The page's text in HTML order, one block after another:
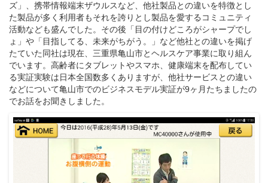
ズ」、携帯情報端末ザウルスなど、他社製品との違いを特徴とし
た製品が多く利用者もそれを誇りとし製品を愛するコミュニティ
活動なども盛んでした。その後「目の付けどころがシャープでし
ょ」や「目指してる、未来がちがう。」など他社との違いを掲げ
たていた同社は現在、三重県亀山市とヘルスケア事業に取り組ん
でいます。高齢者にタブレットやスマホ、健康端末を配布してい
る実証実験は日本全国数多くありますが、他社サービスとの違い
などについて亀山市でのビジネスモデル実証が9ヶ月たちましたの
でお話をお聞きしました。